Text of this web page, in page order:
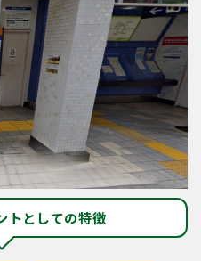
トとしての特徴